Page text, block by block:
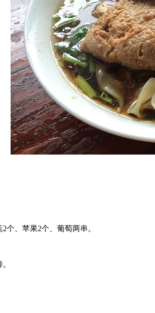
个、苹果2个、葡萄两串。